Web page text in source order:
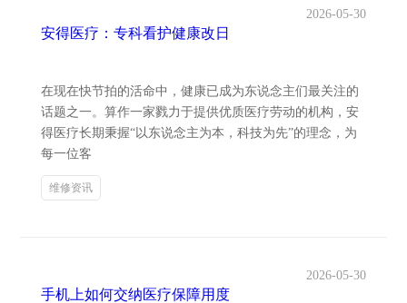
安得医疗：专科看护健康改日
2026-05-30
在现在快节拍的活命中，健康已成为东说念主们最关注的
话题之一。算作一家戮力于提供优质医疗劳动的机构，安
得医疗长期秉握“以东说念主为本，科技为先”的理念，为
每一位客
维修资讯
手机上如何交纳医疗保障用度
2026-05-30